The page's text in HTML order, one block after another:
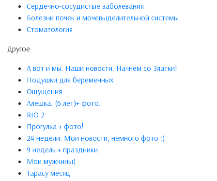
Сердечно-сосудистые заболевания
Болезни почек и мочевыделительной системы
Стоматология
Другое
А вот и мы. Наши новости. Начнем со Златки!
Подушки для беременных
Ощущения
Алешка. (6 лет)+ фото.
RIO 2
Прогулка + фото!
24 недели. Мои новости, немного фото :)
9 недель + праздники.
Мои мужчины)
Тарасу месяц